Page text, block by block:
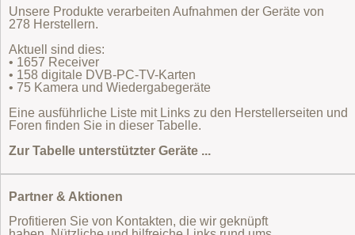
Unsere Produkte verarbeiten Aufnahmen der Geräte von
278 Herstellern.
Aktuell sind dies:
• 1657 Receiver
• 158 digitale DVB-PC-TV-Karten
• 75 Kamera und Wiedergabegeräte
Eine ausführliche Liste mit Links zu den Herstellerseiten und
Foren finden Sie in dieser Tabelle.
Zur Tabelle unterstützter Geräte ...
Partner & Aktionen
Profitieren Sie von Kontakten, die wir geknüpft